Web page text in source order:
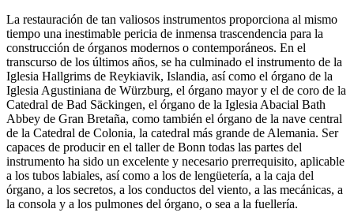
La restauración de tan valiosos instrumentos proporciona al mismo
tiempo una inestimable pericia de inmensa trascendencia para la
construcción de órganos modernos o contemporáneos. En el
transcurso de los últimos años, se ha culminado el instrumento de la
Iglesia Hallgrims de Reykiavik, Islandia, así como el órgano de la
Iglesia Agustiniana de Würzburg, el órgano mayor y el de coro de la
Catedral de Bad Säckingen, el órgano de la Iglesia Abacial Bath
Abbey de Gran Bretaña, como también el órgano de la nave central
de la Catedral de Colonia, la catedral más grande de Alemania. Ser
capaces de producir en el taller de Bonn todas las partes del
instrumento ha sido un excelente y necesario prerrequisito, aplicable
a los tubos labiales, así como a los de lengüetería, a la caja del
órgano, a los secretos, a los conductos del viento, a las mecánicas, a
la consola y a los pulmones del órgano, o sea a la fuellería.